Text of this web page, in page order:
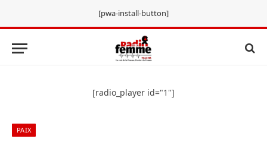
[pwa-install-button]
[radio_player id="1"]
PAIX